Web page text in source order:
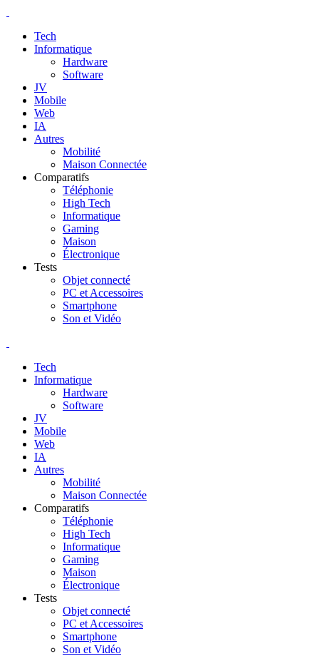
Tech
Informatique
Hardware
Software
JV
Mobile
Web
IA
Autres
Mobilité
Maison Connectée
Comparatifs
Téléphonie
High Tech
Informatique
Gaming
Maison
Électronique
Tests
Objet connecté
PC et Accessoires
Smartphone
Son et Vidéo
Tech
Informatique
Hardware
Software
JV
Mobile
Web
IA
Autres
Mobilité
Maison Connectée
Comparatifs
Téléphonie
High Tech
Informatique
Gaming
Maison
Électronique
Tests
Objet connecté
PC et Accessoires
Smartphone
Son et Vidéo